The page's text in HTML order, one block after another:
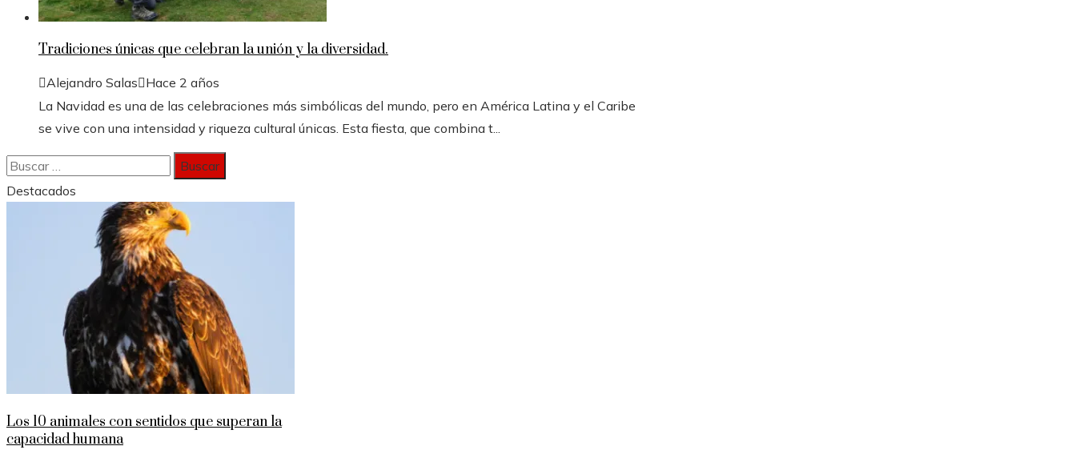
Tradiciones únicas que celebran la unión y la diversidad.
Alejandro Salas Hace 2 años
La Navidad es una de las celebraciones más simbólicas del mundo, pero en América Latina y el Caribe
se vive con una intensidad y riqueza cultural únicas. Esta fiesta, que combina t...
Buscar:
Destacados
Los 10 animales con sentidos que superan la
capacidad humana